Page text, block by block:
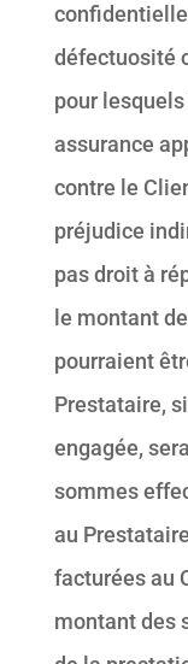
défectuosité
pour
assurance
contre le
préjudice
pas droit à
le montant
pourraient
Prestataire,
engagée,
sommes
au
facturées au
montant des